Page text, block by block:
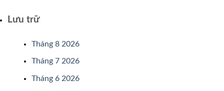
Lưu trữ
Tháng 8 2026
Tháng 7 2026
Tháng 6 2026